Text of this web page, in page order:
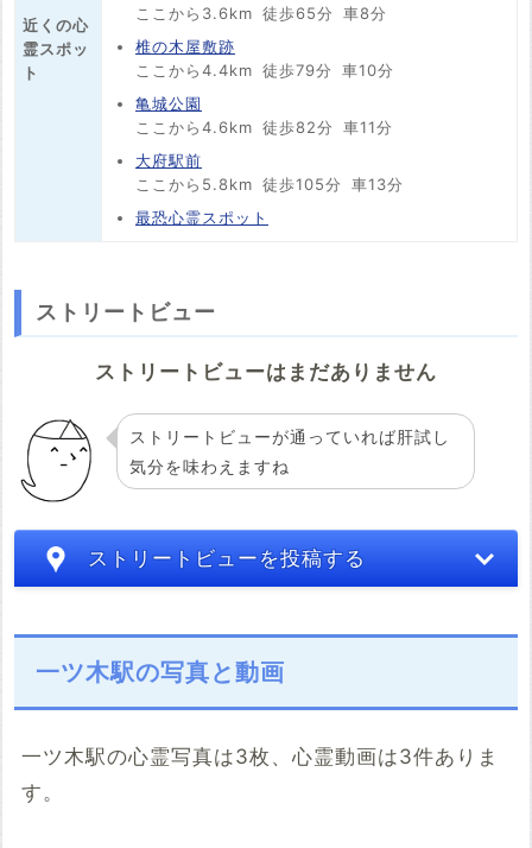
近くの心
霊スポッ
ト
ここから3.6km 徒歩65分
車8分
椎の木屋敷跡
ここから4.4km 徒歩79分
車10分
亀城公園
ここから4.6km 徒歩82分
車11分
大府駅前
ここから5.8km 徒歩105分
車13分
最恐心霊スポット
ストリートビュー
ストリートビューはまだありません
ストリートビューが通っていれば肝試し
気分を味わえますね
ストリートビューを投稿する
一ツ木駅の写真と動画
一ツ木駅の心霊写真は3枚、心霊動画は3件ありま
す。